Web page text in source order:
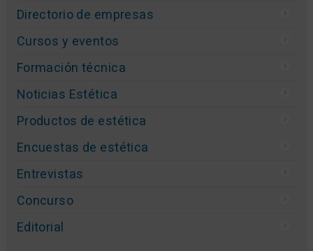
Directorio de empresas
Cursos y eventos
Formación técnica
Noticias Estética
Productos de estética
Encuestas de estética
Entrevistas
Concurso
Editorial